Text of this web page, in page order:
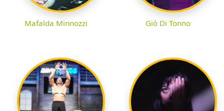
Mafalda Minnozzi Giò Di Tonno